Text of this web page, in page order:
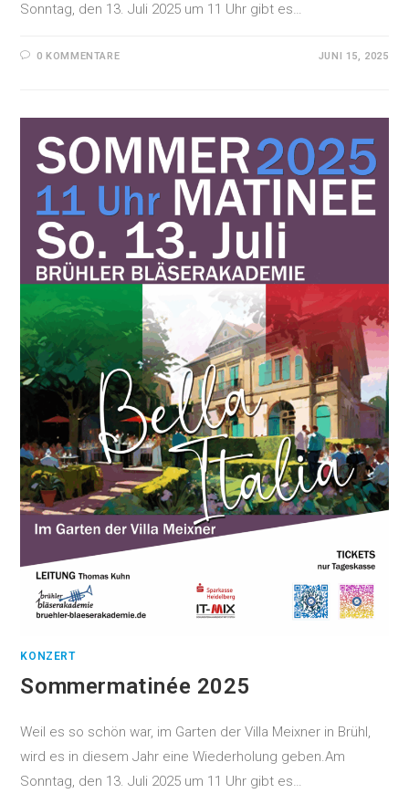
Sonntag, den 13. Juli 2025 um 11 Uhr gibt es…
0 KOMMENTARE JUNI 15, 2025
KONZERT
Sommermatinée 2025
Weil es so schön war, im Garten der Villa Meixner in Brühl,
wird es in diesem Jahr eine Wiederholung geben.Am
Sonntag, den 13. Juli 2025 um 11 Uhr gibt es…